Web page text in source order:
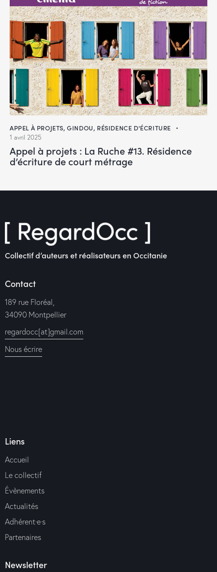
APPEL À PROJETS,GINDOU, RÉSIDENCE D'ÉCRITURE
1 avril 2025
Appel à projets : La Ruche #13. Résidence
d’écriture de court métrage
Collectif d’auteurs et réalisateurs en Occitanie
Contact
189 rue Floréal,
34090 Montpellier
regardocc[at]gmail.com
Nous écrire
Liens
Accueil
Le collectif
Évènements
Actualités
Adhérent·e·s
Partenaires
Newsletter